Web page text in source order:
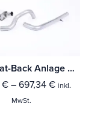
Milltek Cat-Back Anlage Audi A3 1.9 TDI 90 / 100 / 110 / 130 PS
€ – 697,34 € inkl.
MwSt.